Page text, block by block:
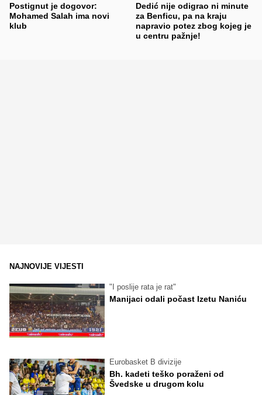
Postignut je dogovor:
Mohamed Salah ima novi
klub
Dedić nije odigrao ni minute
za Benficu, pa na kraju
napravio potez zbog kojeg je
u centru pažnje!
NAJNOVIJE VIJESTI
"I poslije rata je rat"
Manijaci odali počast Izetu Naniću
Eurobasket B divizije
Bh. kadeti teško poraženi od
Švedske u drugom kolu